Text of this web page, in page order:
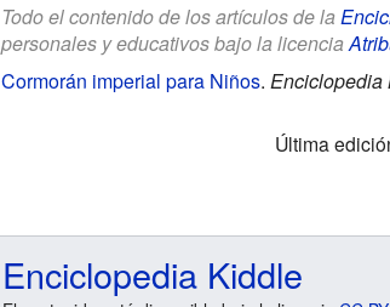
Todo el contenido de los artículos de la
personales y educativos bajo la licencia
Cormorán imperial para Niños. Enciclopedia
Última
Enciclopedia Kiddle